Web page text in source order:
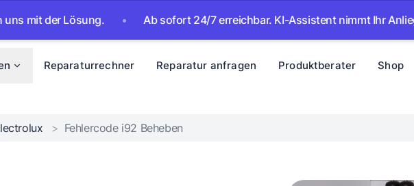
Lösung. • Ab sofort 24/7 erreichbar. KI-Assistent nimmt Ihr Anliegen auf –
Reparaturrechner Reparatur anfragen Produktberater Shop
> Fehlercode i92 Beheben